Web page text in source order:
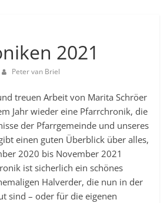
2021
Peter van Briel
treuen Arbeit von Marita Schröer
Jahr wieder eine Pfarrchronik, die
der Pfarrgemeinde und unseres
einen guten Überblick über alles,
2020 bis November 2021
ist sicherlich ein schönes
Halverder, die nun in der
sind – oder für die eigenen